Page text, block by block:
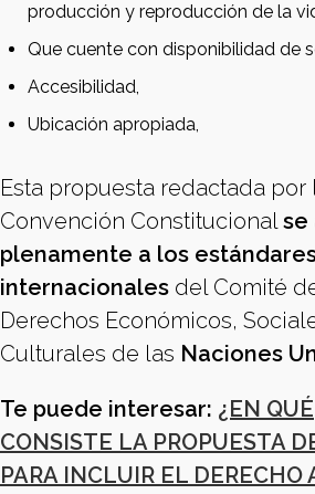
producción y reproducción de la
Que cuente con disponibilidad de
Accesibilidad,
Ubicación apropiada,
Esta propuesta redactada por
Convención Constitucionalse
plenamente a los
internacionales del Comité
Derechos Económicos,
Culturales de las Naciones
Te puede interesar: ¿EN QUÉ
CONSISTE LA PROPUESTA
PARA INCLUIR EL DERECHO